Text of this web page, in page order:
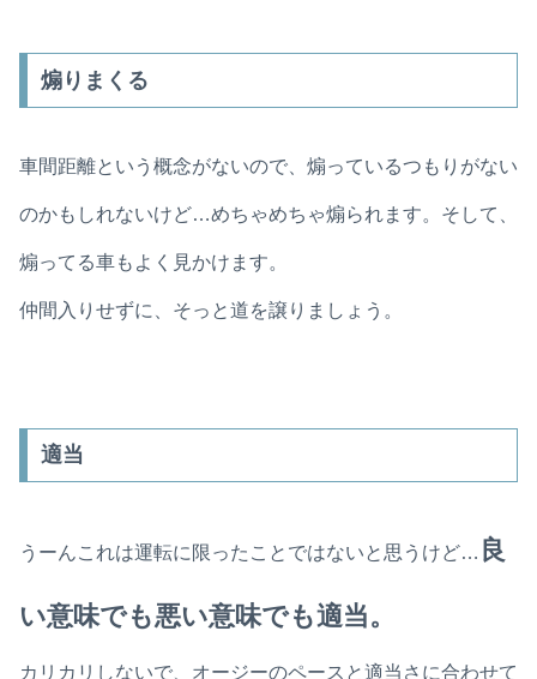
煽りまくる
車間距離という概念がないので、煽っているつもりがない
のかもしれないけど…めちゃめちゃ煽られます。そして、
煽ってる車もよく見かけます。
仲間入りせずに、そっと道を譲りましょう。
適当
うーんこれは運転に限ったことではないと思うけど… 良
い意味でも悪い意味でも適当。
カリカリしないで、オージーのペースと適当さに合わせて